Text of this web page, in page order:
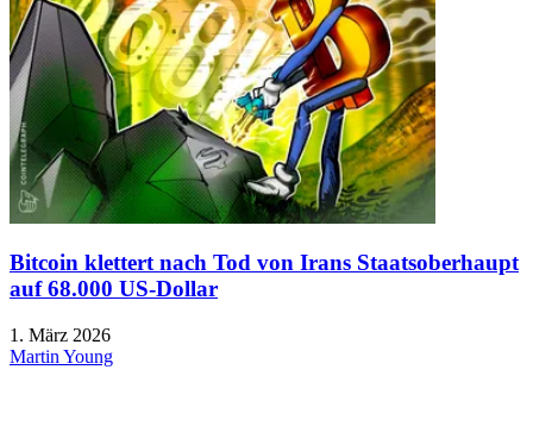
Bitcoin klettert nach Tod von Irans Staatsoberhaupt
auf 68.000 US-Dollar
1. März 2026
Martin Young